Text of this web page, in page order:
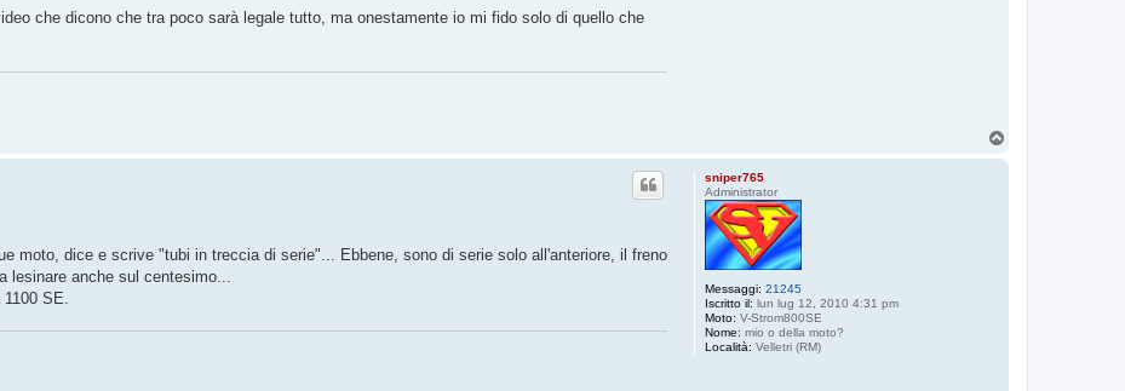
che dicono che tra poco sarà legale tutto, ma onestamente io mi fido solo di quello che
sniper765
Administrator
Messaggi: 21245
Iscritto il: lun lug 12, 2010 4:31 pm
Moto: V-Strom800SE
Nome: mio o della moto?
Località: Velletri (RM)
moto, dice e scrive "tubi in treccia di serie"... Ebbene, sono di serie solo all'anteriore, il freno
lesinare anche sul centesimo...
SE.